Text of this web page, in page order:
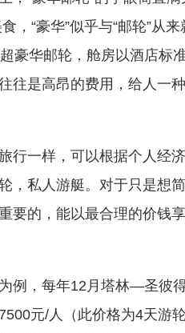
，“豪华”似乎与“邮轮”从
豪华邮轮，舱房以酒店标
往是高昂的费用，给人一
行一样，可以根据个人经
，私人游艇。对于只是想
要的，能以最合理的价钱
例，每年12月塔林—圣
元/人（此价格为4天游